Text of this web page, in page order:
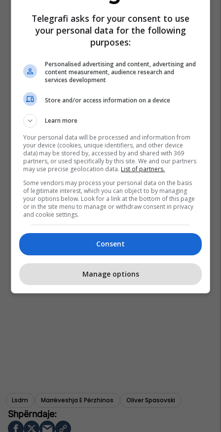
Lsdm Marrëveshja E Përzhinos Oliver Spasovski
Telegrafi asks for your consent to use
your personal data for the following
purposes:
Personalised advertising and content, advertising and
content measurement, audience research and
services development
Store and/or access information on a device
Learn more
Your personal data will be processed and information from
your device (cookies, unique identifiers, and other device
data) may be stored by, accessed by and shared with 369
partners, or used specifically by this site. We and our partners
may use precise geolocation data. List of partners.
Some vendors may process your personal data on the basis
of legitimate interest, which you can object to by managing
your options below. Look for a link at the bottom of this page
or in the site menu to manage or withdraw consent in privacy
and cookie settings.
Consent
Manage options